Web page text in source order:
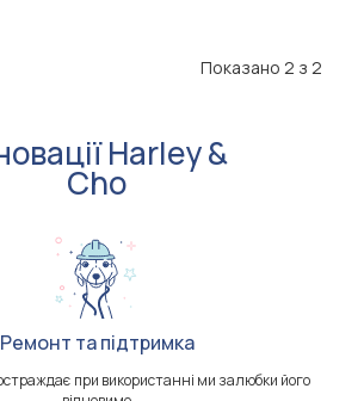
Показано 2 з 2
Harley &
Cho
Ремонт та підтримка
при використанні ми залюбки його